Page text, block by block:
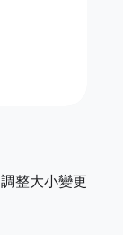
整大小變更